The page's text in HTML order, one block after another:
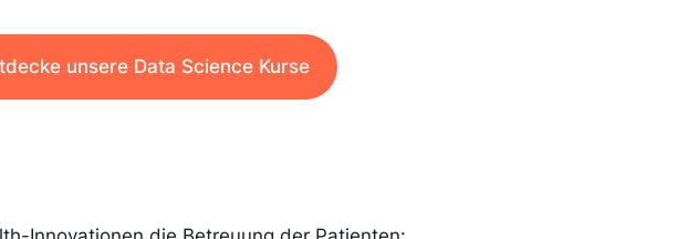
unsere Data Science Kurse